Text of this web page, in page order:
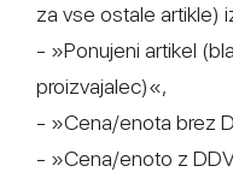
za vse ostale artikle)
- »Ponujeni artikel
proizvajalec)«,
- »Cena/enota brez
- »Cena/enoto z